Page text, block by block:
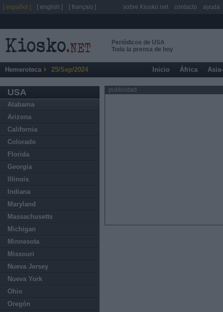
Periódicos de USA
Toda la prensa de hoy
Hemeroteca 25/Sep/2024 Inicio África
USA
Alabama
Arizona
California
Colorado
Florida
Georgia
Illinois
Indiana
Maryland
Massachusetts
Michigan
Minnesota
Missouri
Nueva Jersey
Nueva York
Ohio
Oregón
publicidad
[ español ] [ english ] [ français ] sobre Kiosko.net contacto ayuda